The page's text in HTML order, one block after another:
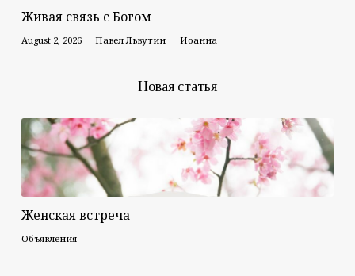
Живая связь с Богом
August 2, 2026 Павел Львутин Иоанна
Новая статья
Женская встреча
Объявления